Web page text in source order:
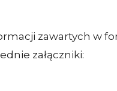
zawartych w
załączniki: